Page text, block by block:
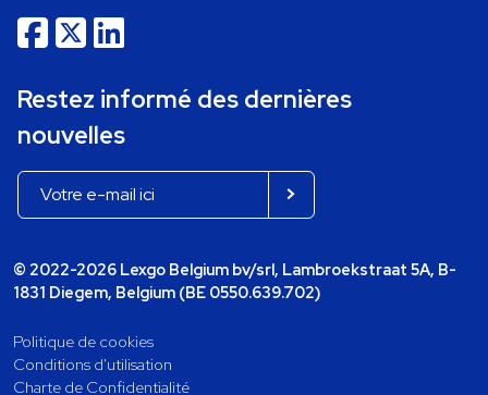
Restez informé des dernières
nouvelles
© 2022-2026 Lexgo Belgium bv/srl, Lambroekstraat 5A, B-
1831 Diegem, Belgium (BE 0550.639.702)
Politique de cookies
Conditions d'utilisation
Charte de Confidentialité